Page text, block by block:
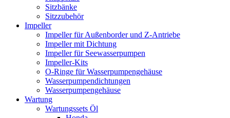
Sitzbänke
Sitzzubehör
Impeller
Impeller für Außenborder und Z-Antriebe
Impeller mit Dichtung
Impeller für Seewasserpumpen
Impeller-Kits
O-Ringe für Wasserpumpengehäuse
Wasserpumpendichtungen
Wasserpumpengehäuse
Wartung
Wartungssets Öl